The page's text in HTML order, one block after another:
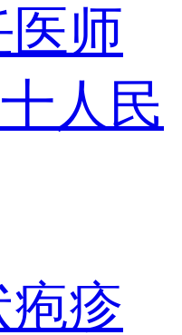
医师
人民
疱疹